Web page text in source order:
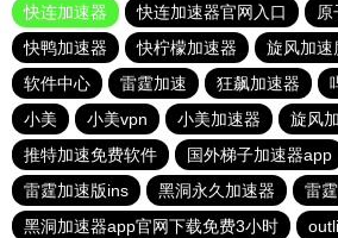
快连加速器
快连加速器官网入口
原
快鸭加速器
快柠檬加速器 旋风加速
软件中心
雷霆加速 狂飙加速器
小美
小美vpn 小美加速器
旋风
推特加速免费软件
国外梯子加速器app
雷霆加速版ins
黑洞永久加速器
雷
黑洞加速器app官网下载免费3小时